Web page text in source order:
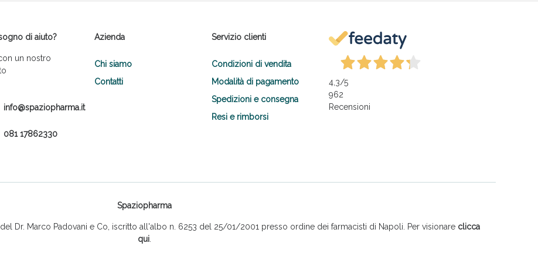
di aiuto?
un nostro
info@spaziopharma.it
081 17862330
Azienda
Chi siamo
Contatti
Servizio clienti
Condizioni di vendita
Modalità di pagamento
Spedizioni e consegna
Resi e rimborsi
4,3/5
962
Recensioni
Spaziopharma
Dr. Marco Padovani e Co, iscritto all'albo n. 6253 del 25/01/2001 presso ordine dei farmacisti di Napoli. Per visionare clicca
qui.
Scopri le offerte di Oggi